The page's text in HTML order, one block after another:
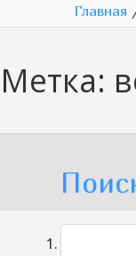
Главная
Метка: